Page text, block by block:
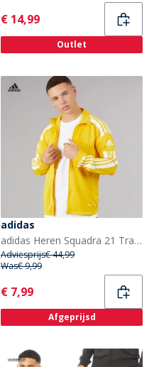
Current
€ 14,99
Outlet
adidas
adidas Heren Squadra 21 Training Trainings-Jacke Team Yellow/Wit
Adviesprijs€ 44,99
Was€ 9,99
Current
€ 7,99
Afgeprijsd